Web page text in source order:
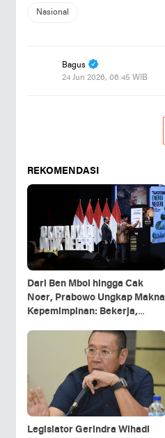
Nasional
Bagus
24 Jun 2026, 06:45 WIB
REKOMENDASI
Dari Ben Mboi hingga Cak
Noer, Prabowo Ungkap Makna
Kepemimpinan: Bekerja,
Legislator Gerindra Wihadi